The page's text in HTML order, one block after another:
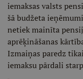
iemaksas valsts
šā budžeta
netiek mainīta
aprēķināšanas
Izmaiņas paredz
iemaksu pārdali